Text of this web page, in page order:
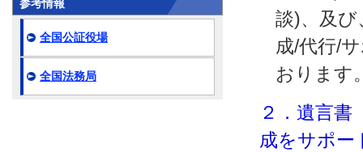
談)、及び
成/代行/
おります
２．遺言書
成をサポー
参考情報
全国公証役場
全国法務局